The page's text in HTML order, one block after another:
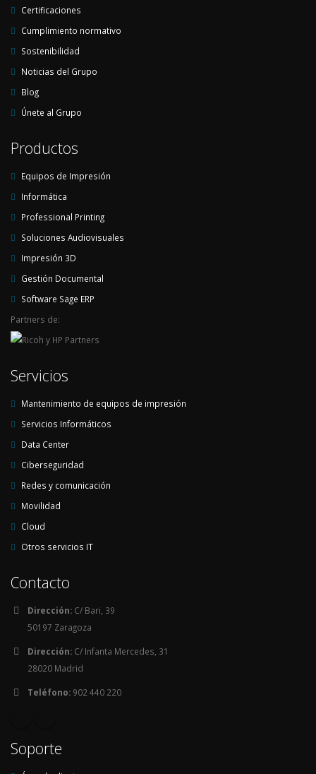
Certificaciones
Cumplimiento normativo
Sostenibilidad
Noticias del Grupo
Blog
Únete al Grupo
Productos
Equipos de Impresión
Informática
Professional Printing
Soluciones Audiovisuales
Impresión 3D
Gestión Documental
Software Sage ERP
Partners de:
Servicios
Mantenimiento de equipos de impresión
Servicios Informáticos
Data Center
Ciberseguridad
Redes y comunicación
Movilidad
Cloud
Otros servicios IT
Contacto
Dirección: C/ Bari, 39
50197 Zaragoza
Dirección: C/ Infanta Mercedes, 31
28020 Madrid
Teléfono: 902 440 220
Soporte